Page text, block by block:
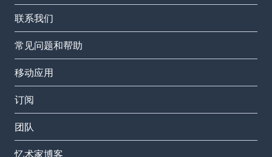
联系我们
常见问题和帮助
移动应用
订阅
团队
忆术家博客